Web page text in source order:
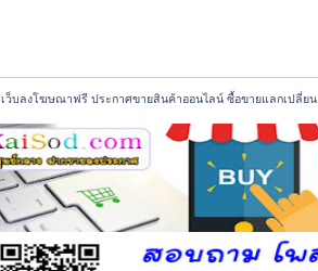
เว็บลงโฆษณาฟรี ประกาศขายสินค้าออนไลน์ ซื้อขายแลกเปลี่ยน